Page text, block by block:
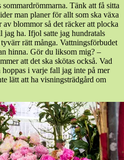
sommardrömmarna. Tänk att få sitta
man planer för allt som ska växa
blommor så det räcker att plocka
jag ha. Ifjol satte jag hundratals
rätt många. Vattningsförbudet
hinna. Gör du liksom mig? –
att det ska skötas också. Vad
i varje fall jag inte på mer
lätt att ha visningsträdgård om